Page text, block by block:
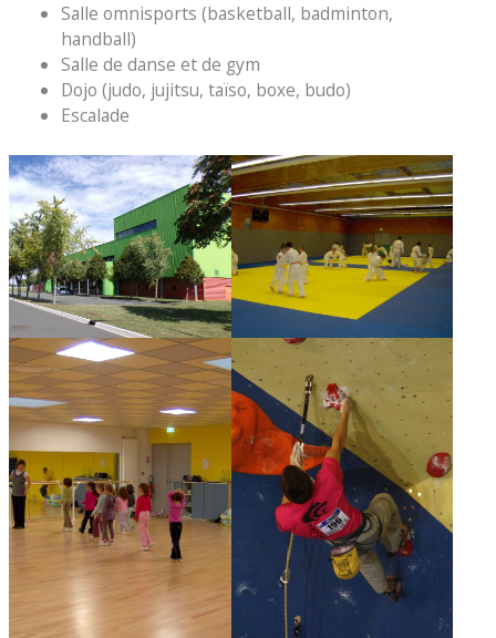
Salle omnisports (basketball, badminton,
handball)
Salle de danse et de gym
Dojo (judo, jujitsu, taïso, boxe, budo)
Escalade